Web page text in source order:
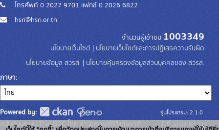
โทรศัพท์ 0 2027 9701 แฟกซ์ 0 2026 6822
hsri@hsri.or.th
จำนวนผู้เข้าชม 1003349
นโยบายเว็บไซต์ | นโยบายเว็บไซต์และการปฏิเสธความรับผิด
นโยบายข้อมูล สวรส. | นโยบายคุ้มครองข้อมูลส่วนบุคคลของ สวรส.
ภาษา
Powered by:
สนับสนุนระบบ Thai-GDC โดย สำนักงานสถิติแห่งชาติ
รุ่นโปรแกรม: 2.1.0
วันที่: 2024-03-13x